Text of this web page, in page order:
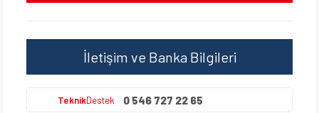
İletişim ve Banka Bilgileri
TeknikDestek 0 546 727 22 65